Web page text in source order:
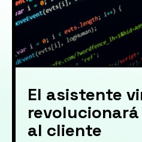
El asistente
al cliente